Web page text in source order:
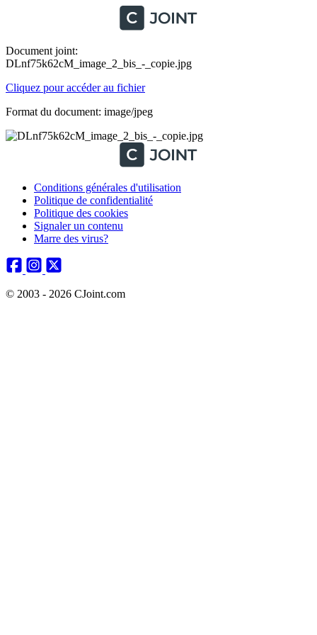
Document joint:
DLnf75k62cM_image_2_bis_-_copie.jpg
Cliquez pour accéder au fichier
Format du document: image/jpeg
Conditions générales d'utilisation
Politique de confidentialité
Politique des cookies
Signaler un contenu
Marre des virus?
© 2003 - 2026 CJoint.com